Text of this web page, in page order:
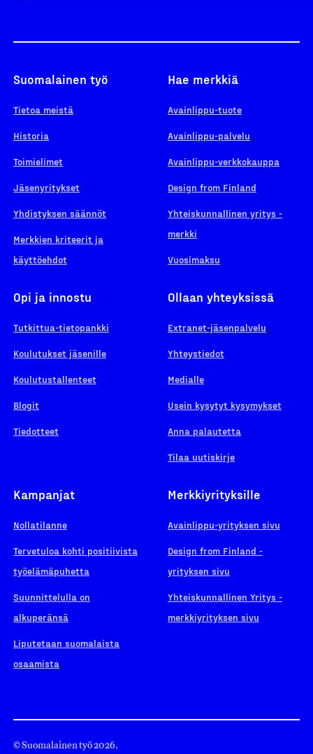
Suomalainen työ
Tietoa meistä
Historia
Toimielimet
Jäsenyritykset
Yhdistyksen säännöt
Merkkien kriteerit ja
käyttöehdot
Hae merkkiä
Avainlippu-tuote
Avainlippu-palvelu
Avainlippu-verkkokauppa
Design from Finland
Yhteiskunnallinen yritys -
merkki
Vuosimaksu
Opi ja innostu
Tutkittua-tietopankki
Koulutukset jäsenille
Koulutustallenteet
Blogit
Tiedotteet
Ollaan yhteyksissä
Extranet-jäsenpalvelu
Yhteystiedot
Medialle
Usein kysytyt kysymykset
Anna palautetta
Tilaa uutiskirje
Kampanjat
Nollatilanne
Tervetuloa kohti positiivista
työelämäpuhetta
Suunnittelulla on
alkuperänsä
Liputetaan suomalaista
osaamista
Merkkiyrityksille
Avainlippu-yrityksen sivu
Design from Finland -
yrityksen sivu
Yhteiskunnallinen Yritys -
merkkiyrityksen sivu
© Suomalainen työ 2026.